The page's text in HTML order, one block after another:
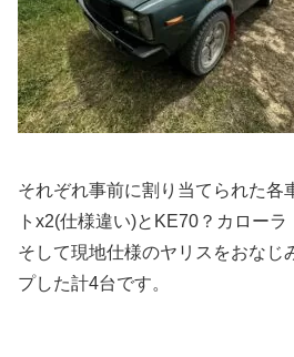
それぞれ事前に割り当てられた各
トx2(仕様違い)とKE70？カローラ
そして現地仕様のヤリスをおなじ
プした計4台です。